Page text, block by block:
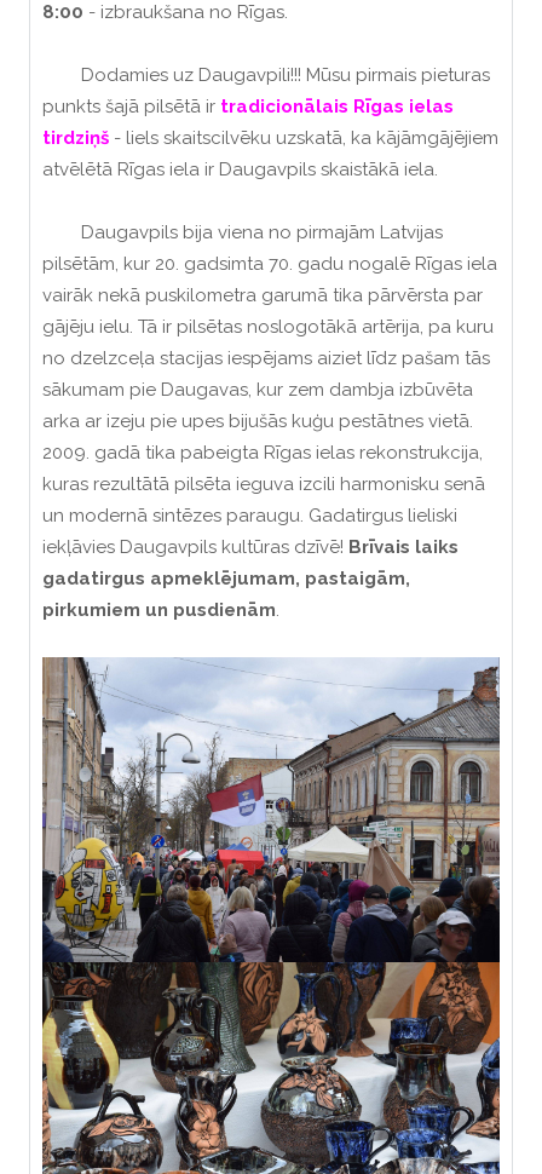
8:00 - izbraukšana no Rīgas.
Dodamies uz Daugavpili!!! Mūsu pirmais pieturas
punkts šajā pilsētā ir tradicionālais Rīgas ielas
tirdziņš - liels skaitscilvēku uzskatā, ka kājāmgājējiem
atvēlētā Rīgas iela ir Daugavpils skaistākā iela.
Daugavpils bija viena no pirmajām Latvijas
pilsētām, kur 20. gadsimta 70. gadu nogalē Rīgas iela
vairāk nekā puskilometra garumā tika pārvērsta par
gājēju ielu. Tā ir pilsētas noslogotākā artērija, pa kuru
no dzelzceļa stacijas iespējams aiziet līdz pašam tās
sākumam pie Daugavas, kur zem dambja izbūvēta
arka ar izeju pie upes bijušās kuģu pestātnes vietā.
2009. gadā tika pabeigta Rīgas ielas rekonstrukcija,
kuras rezultātā pilsēta ieguva izcili harmonisku senā
un modernā sintēzes paraugu. Gadatirgus lieliski
iekļāvies Daugavpils kultūras dzīvē! Brīvais laiks
gadatirgus apmeklējumam, pastaigām,
pirkumiem un pusdienām.